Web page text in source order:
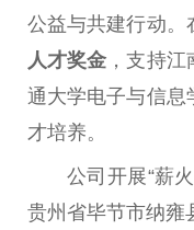
公益与共建行动。
人才奖金 ，支持
通大学电子与信息
才培养。
公司开展“薪
贵州省毕节市纳雍